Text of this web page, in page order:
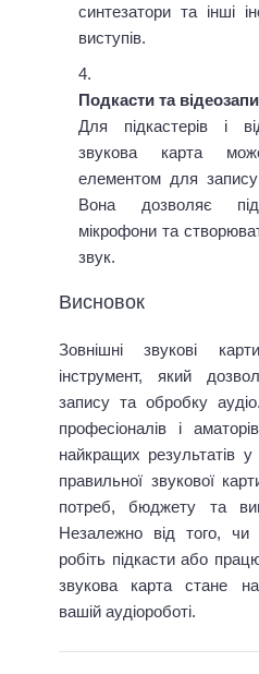
синтезатори та інші
виступів.
Подкасти та
Для підкастерів і
звукова карта
елементом для запису
Вона дозволяє
мікрофони та
звук.
Висновок
Зовнішні звукові
інструмент, який
запису та обробку
професіоналів і
найкращих результатів
правильної звукової
потреб, бюджету та
Незалежно від того, чи
робіть підкасти або
звукова карта стане
вашій аудіороботі.